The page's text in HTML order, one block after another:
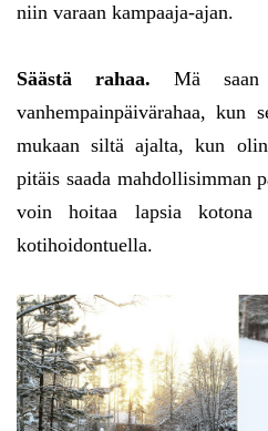
niin varaan kampaaja-ajan.
Säästä rahaa. Mä
vanhempainpäivärahaa, kun
mukaan siltä ajalta, kun
pitäis saada mahdollisimman
voin hoitaa lapsia kotona
kotihoidontuella.